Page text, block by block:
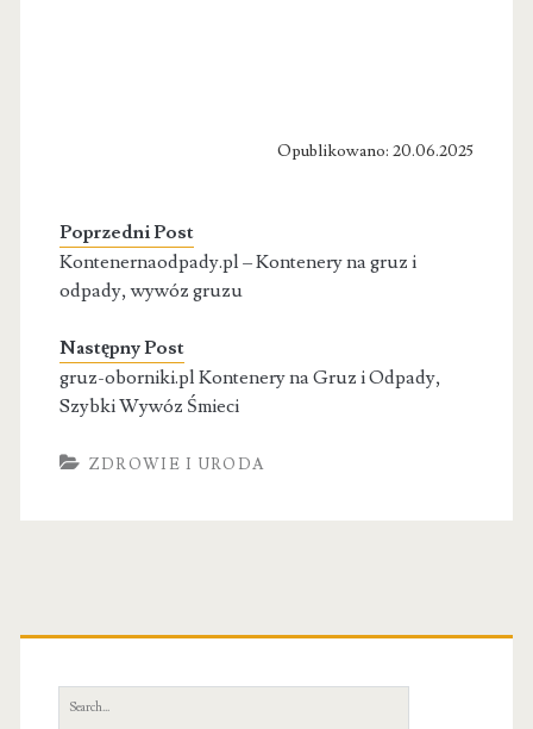
Opublikowano: 20.06.2025
Poprzedni Post
Kontenernaodpady.pl – Kontenery na gruz i
odpady, wywóz gruzu
Następny Post
gruz-oborniki.pl Kontenery na Gruz i Odpady,
Szybki Wywóz Śmieci
ZDROWIE I URODA
Primary
Sidebar
Search